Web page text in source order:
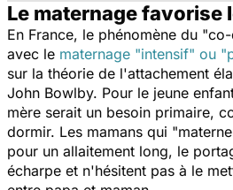
Le maternage
En France, le phénomène du
avec le maternage "intensif" ou
sur la théorie de l'attachement
John Bowlby. Pour le jeune
mère serait un besoin primaire,
dormir. Les mamans qui
pour un allaitement long, le
écharpe et n'hésitent pas à le